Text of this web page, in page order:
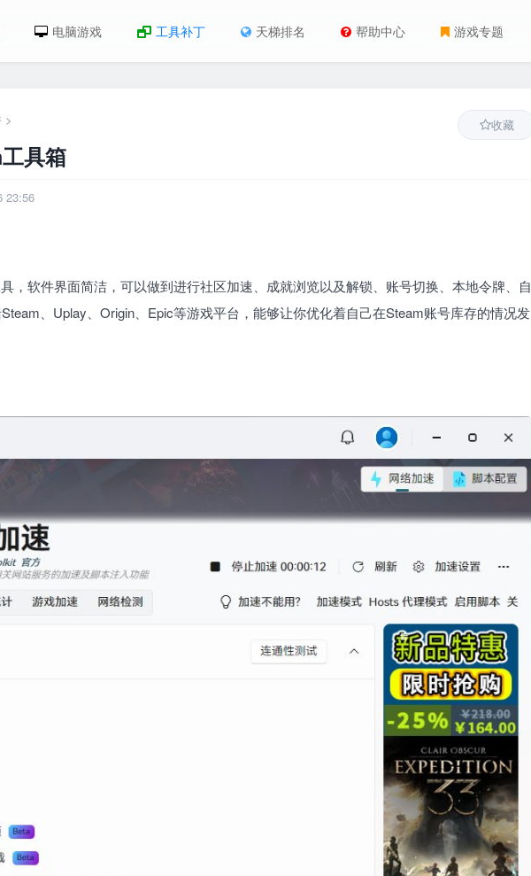
电脑游戏 工具补丁 天梯排名 帮助中心 游戏专题
>
具箱
23:56
收藏
，软件界面简洁，可以做到进行社区加速、成就浏览以及解锁、账号切换、本地令牌、自
、Uplay、Origin、Epic等游戏平台，能够让你优化着自己在Steam账号库存的情况发